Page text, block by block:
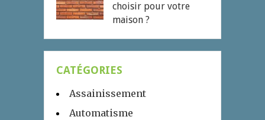
choisir pour votre
maison ?
CATÉGORIES
Assainissement
Automatisme